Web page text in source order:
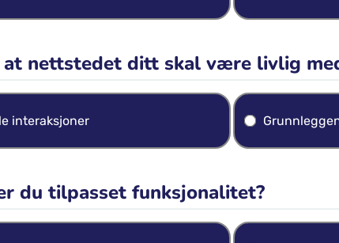
nettstedet ditt skal være livlig
interaksjoner
du tilpasset funksjonalitet?